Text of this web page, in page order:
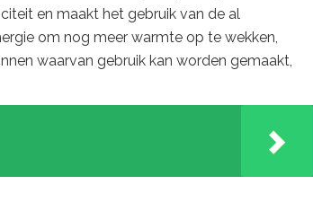
en maakt het gebruik van de al
om nog meer warmte op te wekken,
waarvan gebruik kan worden gemaakt,